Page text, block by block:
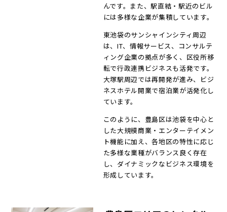
んです。また、駅直結・駅近のビル
には多様な企業が集積しています。
東池袋のサンシャインシティ周辺
は、IT、情報サービス、コンサルテ
ィング企業の拠点が多く、区役所移
転で行政連携ビジネスも活発です。
大塚駅周辺では再開発が進み、ビジ
ネスホテル開業で宿泊業が活発化し
ています。
このように、豊島区は池袋を中心と
した大規模商業・エンターテイメン
ト機能に加え、各地区の特性に応じ
た多様な業種がバランス良く存在
し、ダイナミックなビジネス環境を
形成しています。